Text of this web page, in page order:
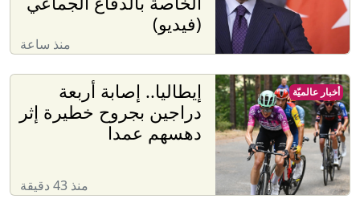
(فيديو)
منذ ساعة
إيطاليا.. إصابة أربعة
دراجين بجروح خطيرة إثر
دهسهم عمدا
منذ 43 دقيقة
أخبار عالميّة